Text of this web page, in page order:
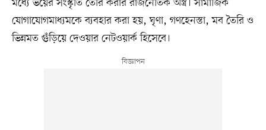
মধ্যে ভয়ের সংস্কৃতি তৈরি করার রাজনৈতিক অস্ত্র। সামাজিক
যোগাযোগমাধ্যমকে ব্যবহার করা হয়, ঘৃণা, গণহেনস্তা, মব তৈরি ও
ভিন্নমত গুঁড়িয়ে দেওয়ার নেটওয়ার্ক হিসেবে।